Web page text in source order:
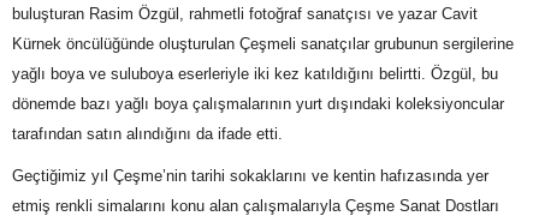
buluşturan Rasim Özgül, rahmetli fotoğraf sanatçısı ve yazar Cavit
Kürnek öncülüğünde oluşturulan Çeşmeli sanatçılar grubunun sergilerine
yağlı boya ve suluboya eserleriyle iki kez katıldığını belirtti. Özgül, bu
dönemde bazı yağlı boya çalışmalarının yurt dışındaki koleksiyoncular
tarafından satın alındığını da ifade etti.
Geçtiğimiz yıl Çeşme’nin tarihi sokaklarını ve kentin hafızasında yer
etmiş renkli simalarını konu alan çalışmalarıyla Çeşme Sanat Dostları